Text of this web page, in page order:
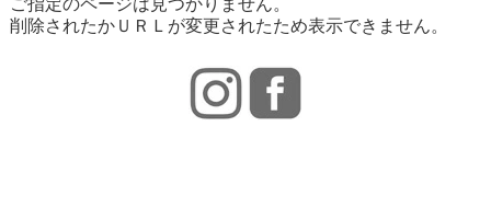
ご指定のページは見つかりません。
削除されたかＵＲＬが変更されたため表示できません。